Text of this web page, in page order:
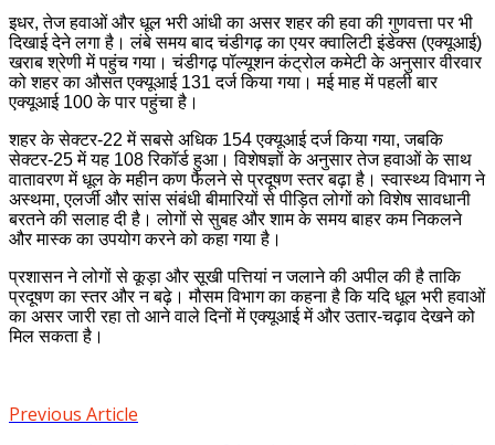
इधर, तेज हवाओं और धूल भरी आंधी का असर शहर की हवा की गुणवत्ता पर भी
दिखाई देने लगा है। लंबे समय बाद चंडीगढ़ का एयर क्वालिटी इंडेक्स (एक्यूआई)
खराब श्रेणी में पहुंच गया। चंडीगढ़ पॉल्यूशन कंट्रोल कमेटी के अनुसार वीरवार
को शहर का औसत एक्यूआई 131 दर्ज किया गया। मई माह में पहली बार
एक्यूआई 100 के पार पहुंचा है।
शहर के सेक्टर-22 में सबसे अधिक 154 एक्यूआई दर्ज किया गया, जबकि
सेक्टर-25 में यह 108 रिकॉर्ड हुआ। विशेषज्ञों के अनुसार तेज हवाओं के साथ
वातावरण में धूल के महीन कण फैलने से प्रदूषण स्तर बढ़ा है। स्वास्थ्य विभाग ने
अस्थमा, एलर्जी और सांस संबंधी बीमारियों से पीड़ित लोगों को विशेष सावधानी
बरतने की सलाह दी है। लोगों से सुबह और शाम के समय बाहर कम निकलने
और मास्क का उपयोग करने को कहा गया है।
प्रशासन ने लोगों से कूड़ा और सूखी पत्तियां न जलाने की अपील की है ताकि
प्रदूषण का स्तर और न बढ़े। मौसम विभाग का कहना है कि यदि धूल भरी हवाओं
का असर जारी रहा तो आने वाले दिनों में एक्यूआई में और उतार-चढ़ाव देखने को
मिल सकता है।
Previous Article